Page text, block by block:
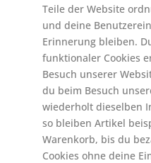
Teile der Website
und deine
Erinnerung bleiben.
funktionaler Cookies
Besuch unserer
du beim Besuch
wiederholt dieselben
so bleiben Artikel
Warenkorb, bis du
Cookies ohne deine